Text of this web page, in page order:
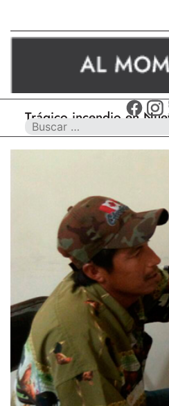
incendio en Nuevo